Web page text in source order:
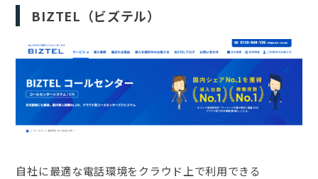
BIZTEL（ビズテル）
自社に最適な電話環境をクラウド上で利用できる